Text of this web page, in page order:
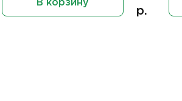
В корзину
р.